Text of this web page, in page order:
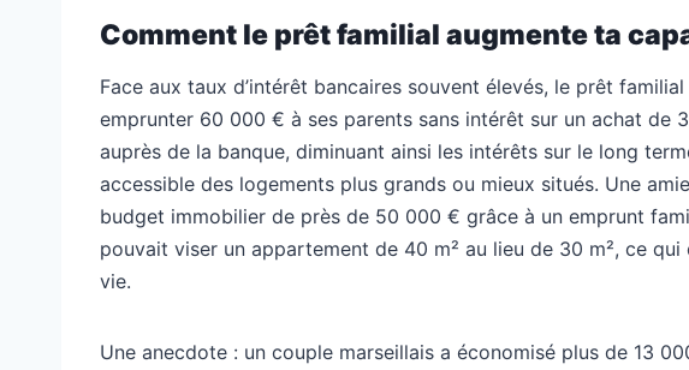
Comment le prêt familial augmente ta
Face aux taux d’intérêt bancaires souvent élevés, le prêt
emprunter 60 000 € à ses parents sans intérêt sur un achat de
auprès de la banque, diminuant ainsi les intérêts sur le long
accessible des logements plus grands ou mieux situés. Une
budget immobilier de près de 50 000 € grâce à un emprunt
pouvait viser un appartement de 40 m² au lieu de 30 m², ce
vie.
Une anecdote : un couple marseillais a économisé plus de 13